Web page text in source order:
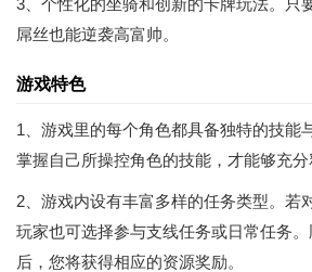
屌丝也能逆袭高富帅。
游戏特色
1、游戏里的每个角色都具备独特的技能
掌握自己所操控角色的技能，才能够充分
2、游戏内设有丰富多样的任务类型。若
玩家也可选择参与支线任务或日常任务
后，您将获得相应的资源奖励。